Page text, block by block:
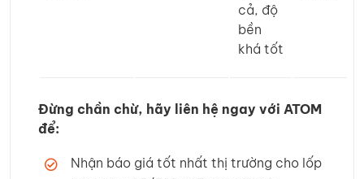
cả, độ
bền
khá tốt
Đừng chần chừ, hãy liên hệ ngay với ATOM
để:
Nhận báo giá tốt nhất thị trường cho lốp